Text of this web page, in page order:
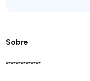
Sobre
**************